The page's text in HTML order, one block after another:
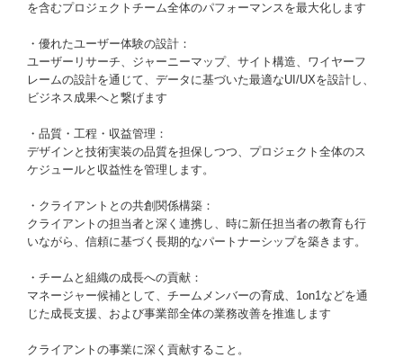
を含むプロジェクトチーム全体のパフォーマンスを最大化します
・優れたユーザー体験の設計：
ユーザーリサーチ、ジャーニーマップ、サイト構造、ワイヤーフ
レームの設計を通じて、データに基づいた最適なUI/UXを設計し、
ビジネス成果へと繋げます
・品質・工程・収益管理：
デザインと技術実装の品質を担保しつつ、プロジェクト全体のス
ケジュールと収益性を管理します。
・クライアントとの共創関係構築：
クライアントの担当者と深く連携し、時に新任担当者の教育も行
いながら、信頼に基づく長期的なパートナーシップを築きます。
・チームと組織の成長への貢献：
マネージャー候補として、チームメンバーの育成、1on1などを通
じた成長支援、および事業部全体の業務改善を推進します
クライアントの事業に深く貢献すること。